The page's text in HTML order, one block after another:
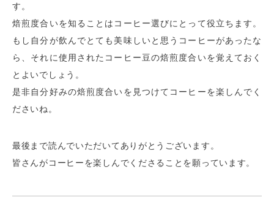
す。
焙煎度合いを知ることはコーヒー選びにとって役立ちます。
もし自分が飲んでとても美味しいと思うコーヒーがあったな
ら、それに使用されたコーヒー豆の焙煎度合いを覚えておく
とよいでしょう。
是非自分好みの焙煎度合いを見つけてコーヒーを楽しんでく
ださいね。
最後まで読んでいただいてありがとうございます。
皆さんがコーヒーを楽しんでくださることを願っています。